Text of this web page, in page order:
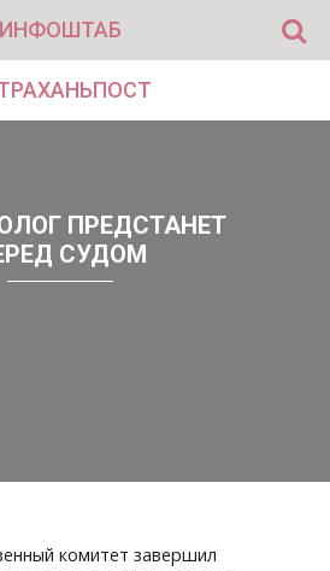
ИНФОШТАБ
ПРЕДСТАНЕТ
СУДОМ
комитет завершил